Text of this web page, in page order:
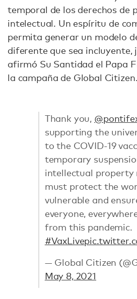
temporal de los derechos de
intelectual. Un espíritu de
permita generar un modelo
diferente que sea incluyente,
afirmó Su Santidad el Papa
la campaña de Global Citizen.
Thank you,
supporting the
to the COVID-19
temporary
intellectual property
must protect the
vulnerable and
everyone,
from this pandemic.
#VaxLive
— Global Citizen
May 8, 2021